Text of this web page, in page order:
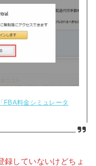
FBA料金シミュレータ
録していないけどちょ